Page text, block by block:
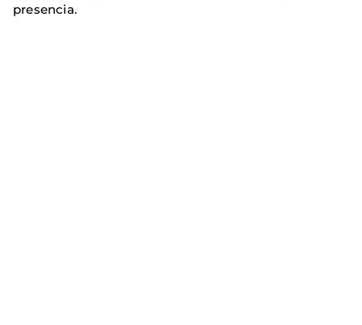
presencia.